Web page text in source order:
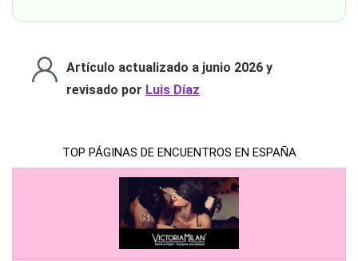
Artículo actualizado a junio 2026 y
revisado por Luis Díaz
TOP PÁGINAS DE ENCUENTROS EN ESPAÑA